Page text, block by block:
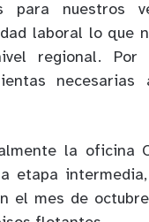
para nuestros
laboral lo que
regional. Por
la oficina
etapa intermedia,
el mes de